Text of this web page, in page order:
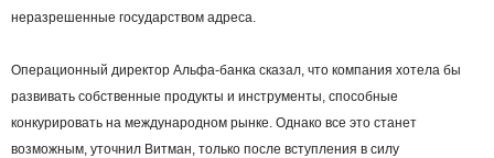
неразрешенные государством адреса.
Операционный директор Альфа-банка сказал, что компания хотела бы
развивать собственные продукты и инструменты, способные
конкурировать на международном рынке. Однако все это станет
возможным, уточнил Витман, только после вступления в силу